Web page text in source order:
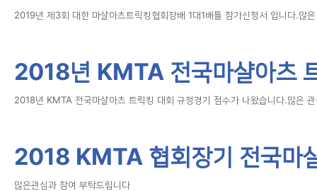
2019년 제3회 대한 마샬아츠트릭킹협회장배 1대1배틀 참가신청서 입니다.많
2018년 KMTA 전국마샬아츠
2018년 KMTA 전국마샬아츠 트릭킹 대회 규정경기 점수가 나왔습니다.많은
2018 KMTA 협회장기 전국마
많은관심과 참여 부탁드립니다